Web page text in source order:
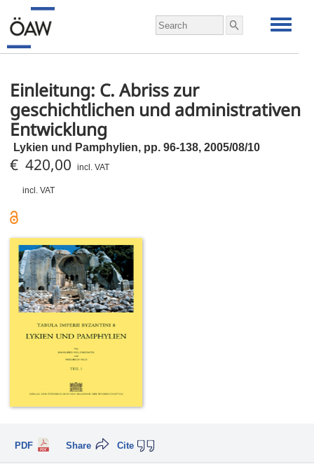
Einleitung: C. Abriss zur
geschichtlichen und administrativen
Entwicklung
Lykien und Pamphylien, pp. 96-138, 2005/08/10
€ 420,00 incl. VAT
incl. VAT
PDF Cite
Share